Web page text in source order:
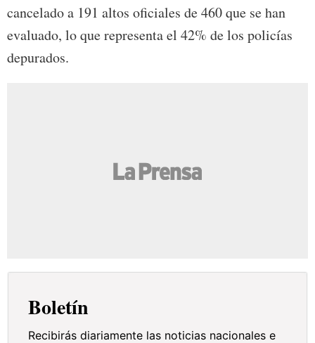
cancelado a 191 altos oficiales de 460 que se han
evaluado, lo que representa el 42% de los policías
depurados.
Boletín
Recibirás diariamente las noticias nacionales e